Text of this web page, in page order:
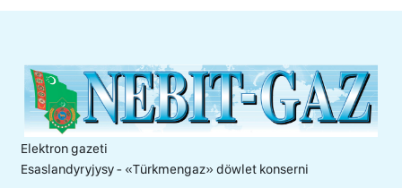
Elektron gazeti
Esaslandyryjysy - «Тürkmengaz» döwlet konserni